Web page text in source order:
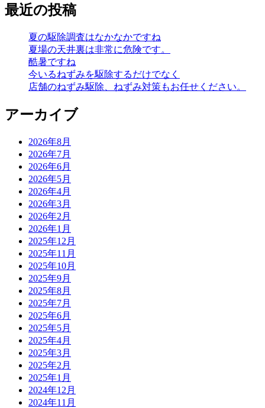
最近の投稿
夏の駆除調査はなかなかですね
夏場の天井裏は非常に危険です。
酷暑ですね
今いるねずみを駆除するだけでなく
店舗のねずみ駆除、ねずみ対策もお任せください。
アーカイブ
2026年8月
2026年7月
2026年6月
2026年5月
2026年4月
2026年3月
2026年2月
2026年1月
2025年12月
2025年11月
2025年10月
2025年9月
2025年8月
2025年7月
2025年6月
2025年5月
2025年4月
2025年3月
2025年2月
2025年1月
2024年12月
2024年11月